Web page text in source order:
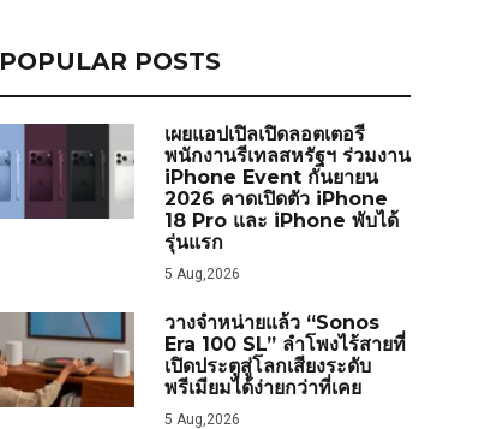
POPULAR POSTS
เผยแอปเปิลเปิดลอตเตอรี
พนักงานรีเทลสหรัฐฯ ร่วมงาน
iPhone Event กันยายน
2026 คาดเปิดตัว iPhone
18 Pro และ iPhone พับได้
รุ่นแรก
5 Aug,2026
วางจำหน่ายแล้ว “Sonos
Era 100 SL” ลำโพงไร้สายที่
เปิดประตูสู่โลกเสียงระดับ
พรีเมียมได้ง่ายกว่าที่เคย
5 Aug,2026